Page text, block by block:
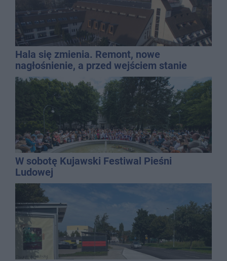
Hala się zmienia. Remont, nowe
nagłośnienie, a przed wejściem stanie
QEMETICA ARENA
W sobotę Kujawski Festiwal Pieśni
Ludowej